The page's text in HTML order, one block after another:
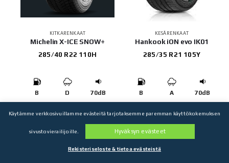
KITKARENKAAT
Michelin X-ICE SNOW+
285/40 R22 110H
B D 70dB
343,28€
4 kpl: 1 373,12€
KESÄRENKAAT
Hankook iON evo IK01
285/35 R21 105Y
B A 70dB
346,52€
4 kpl: 1 386,08€
Käytämme verkkosivuillamme evästeitä tarjotaksemme paremman käyttökokemuksen
sivustovierailijoille. Hyväksyn evästeet
Rekisteriseloste & tietoa evästeistä